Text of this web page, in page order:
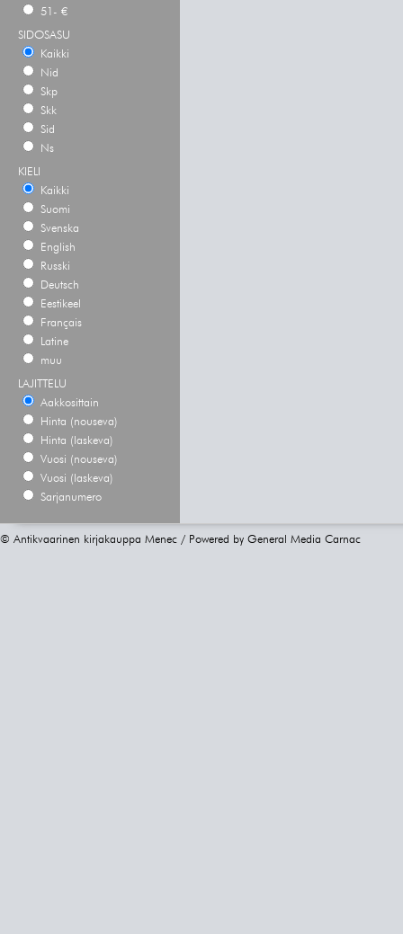
51- €
SIDOSASU
Kaikki
Nid
Skp
Skk
Sid
Ns
KIELI
Kaikki
Suomi
Svenska
English
Russki
Deutsch
Eestikeel
Français
Latine
muu
LAJITTELU
Aakkosittain
Hinta (nouseva)
Hinta (laskeva)
Vuosi (nouseva)
Vuosi (laskeva)
Sarjanumero
© Antikvaarinen kirjakauppa Menec / Powered by General Media Carnac